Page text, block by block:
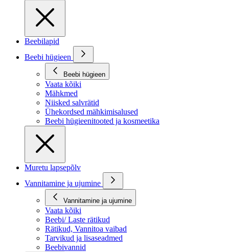
Beebilapid
Beebi hügieen
Beebi hügieen
Vaata kõiki
Mähkmed
Niisked salvrätid
Ühekordsed mähkimisalused
Beebi hügieenitooted ja kosmeetika
Muretu lapsepõlv
Vannitamine ja ujumine
Vannitamine ja ujumine
Vaata kõiki
Beebi/ Laste rätikud
Rätikud, Vannitoa vaibad
Tarvikud ja lisaseadmed
Beebivannid